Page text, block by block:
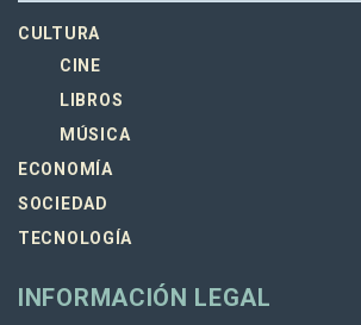
CULTURA
CINE
LIBROS
MÚSICA
ECONOMÍA
SOCIEDAD
TECNOLOGÍA
INFORMACIÓN LEGAL